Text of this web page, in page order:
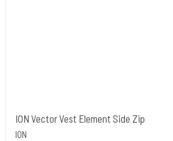
ION Vector Vest Element Side Zip
ION